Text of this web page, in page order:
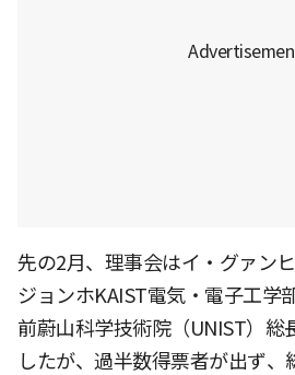
先の2月、理事会はイ・グァン
ジョンホKAIST電気・電子工学
前蔚山科学技術院（UNIST）総
したが、過半数得票者が出ず、